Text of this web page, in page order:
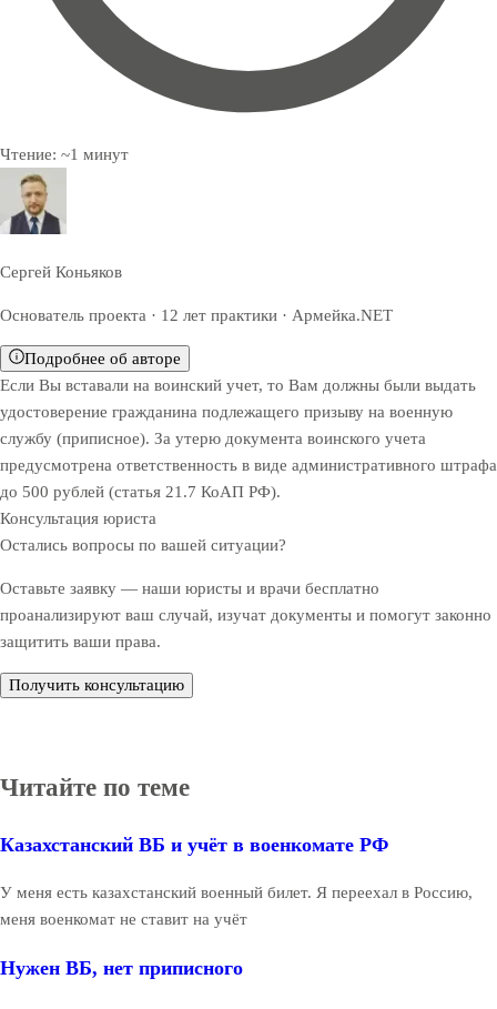
Чтение: ~1 минут
Сергей Коньяков
Основатель проекта · 12 лет практики · Армейка.NET
Подробнее об авторе
Если Вы вставали на воинский учет, то Вам должны были выдать
удостоверение гражданина подлежащего призыву на военную
службу (приписное). За утерю документа воинского учета
предусмотрена ответственность в виде административного штрафа
до 500 рублей (статья 21.7 КоАП РФ).
Консультация юриста
Остались вопросы по вашей ситуации?
Оставьте заявку — наши юристы и врачи бесплатно
проанализируют ваш случай, изучат документы и помогут законно
защитить ваши права.
Получить консультацию
Читайте по теме
Казахстанский ВБ и учёт в военкомате РФ
У меня есть казахстанский военный билет. Я переехал в Россию,
меня военкомат не ставит на учёт
Нужен ВБ, нет приписного